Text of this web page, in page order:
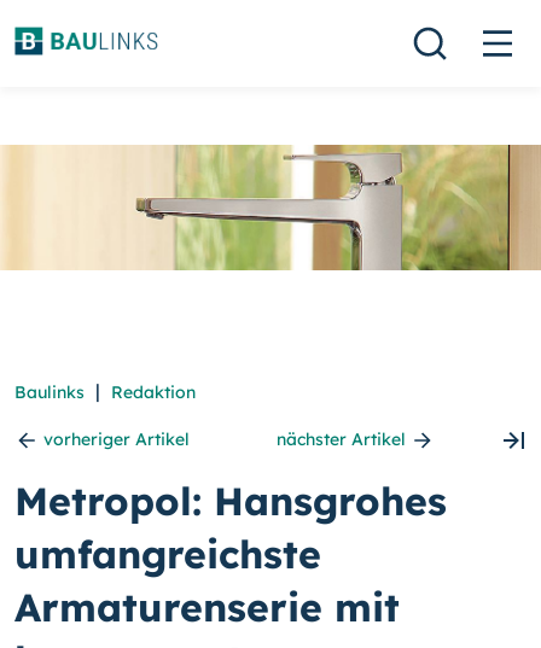
Baulinks | Redaktion
vorheriger Artikel nächster Artikel
Metropol: Hansgrohes
umfangreichste
Armaturenserie mit